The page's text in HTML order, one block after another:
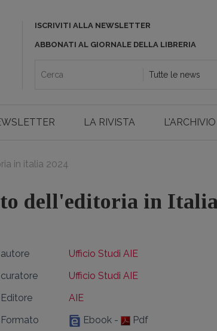
ISCRIVITI ALLA NEWSLETTER
ABBONATI AL GIORNALE DELLA LIBRERIA
LA RIVISTA L'ARCHIVIO
in italia 2024
dell'editoria in
autore
Ufficio Studi AIE
curatore
Ufficio Studi AIE
Editore
AIE
Formato
Ebook - Pdf